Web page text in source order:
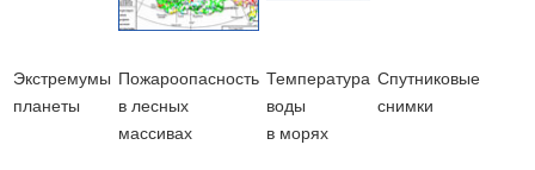
Экстремумы
планеты
Пожароопасность
в лесных
массивах
Температура
воды
в морях
Cпутниковые
снимки